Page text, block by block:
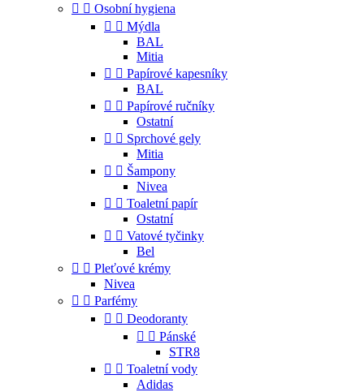
  Osobní hygiena
  Mýdla
BAL
Mitia
  Papírové kapesníky
BAL
  Papírové ručníky
Ostatní
  Sprchové gely
Mitia
  Šampony
Nivea
  Toaletní papír
Ostatní
  Vatové tyčinky
Bel
  Pleťové krémy
Nivea
  Parfémy
  Deodoranty
  Pánské
STR8
  Toaletní vody
Adidas